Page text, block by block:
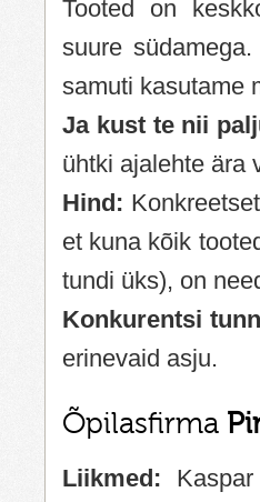
Tooted on
suure
samuti kasutame
Ja kust te nii
ühtki ajalehte ära
Hind:
et kuna kõik
tundi üks), on
Konkurentsi
erinevaid asju.
Õpilasfirma
Liikmed: